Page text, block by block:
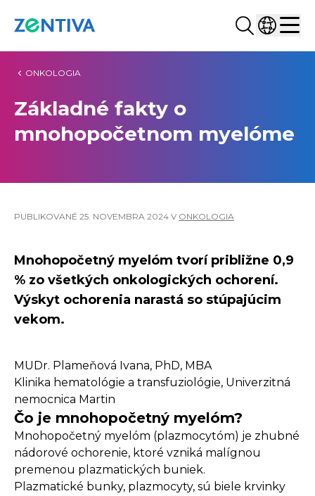
Hľadať...
Vyberte
ONKOLOGIA
Základné fakty o
mnohopočetnom myelóme
PUBLIKOVANÉ 25. NOVEMBRA 2024 V ONKOLOGIA
Mnohopočetný myelóm tvorí približne 0,9
% zo všetkých onkologických ochorení.
Výskyt ochorenia narastá so stúpajúcim
vekom.
MUDr. Plameňová Ivana, PhD, MBA
Klinika hematológie a transfuziológie, Univerzitná
nemocnica Martin
Čo je mnohopočetný myelóm?
Mnohopočetný myelóm (plazmocytóm) je zhubné
nádorové ochorenie, ktoré vzniká malígnou
premenou plazmatických buniek.
Plazmatické bunky, plazmocyty, sú biele krvinky